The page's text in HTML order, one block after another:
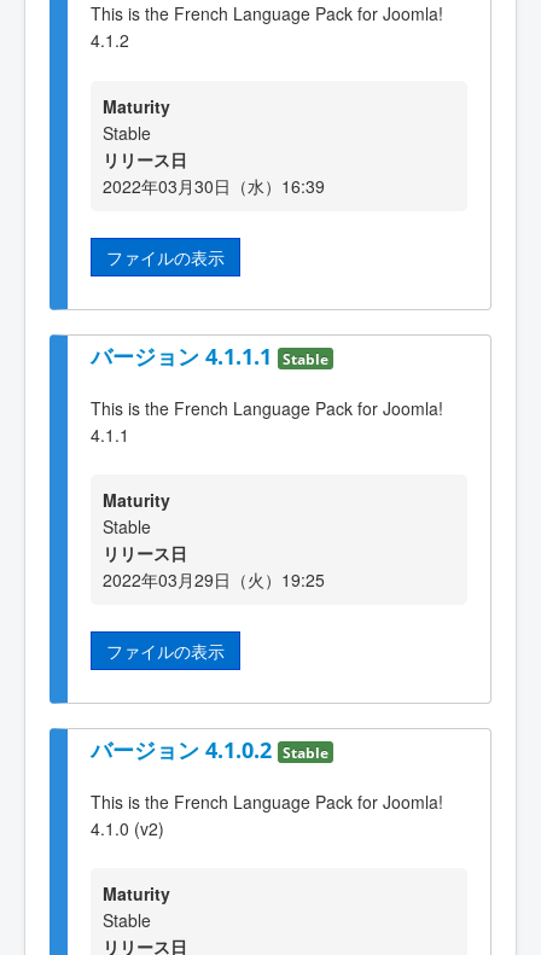
This is the French Language Pack for Joomla!
4.1.2
Maturity
Stable
リリース日
2022年03月30日（水）16:39
ファイルの表示
バージョン 4.1.1.1 Stable
This is the French Language Pack for Joomla!
4.1.1
Maturity
Stable
リリース日
2022年03月29日（火）19:25
ファイルの表示
バージョン 4.1.0.2 Stable
This is the French Language Pack for Joomla!
4.1.0 (v2)
Maturity
Stable
リリース日